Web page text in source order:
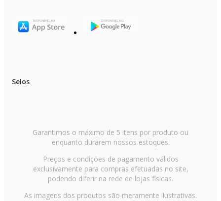
Selos
Garantimos o máximo de 5 itens por produto ou
enquanto durarem nossos estoques.
Preços e condições de pagamento válidos
exclusivamente para compras efetuadas no site,
podendo diferir na rede de lojas físicas.
As imagens dos produtos são meramente ilustrativas.